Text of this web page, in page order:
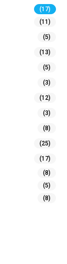
(17)
(11)
(5)
(13)
(5)
(3)
(12)
(3)
(8)
(25)
(17)
(8)
(5)
(8)